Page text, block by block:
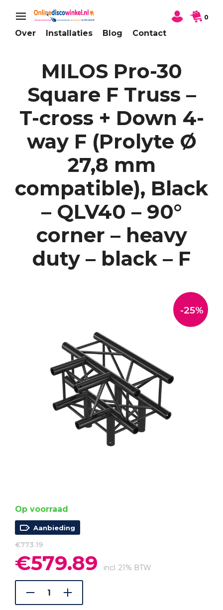
Over Installaties Blog Contact
0
MILOS Pro-30
Square F Truss –
T-cross + Down 4-
way F (Prolyte Ø
27,8 mm
compatible), Black
– QLV40 – 90°
corner – heavy
duty – black – F
-25%
Op voorraad
Aanbieding
€773.19
Oorspronkelijke
prijs
was:
€773.19.
€579.89 prijs
incl. 21% BTW